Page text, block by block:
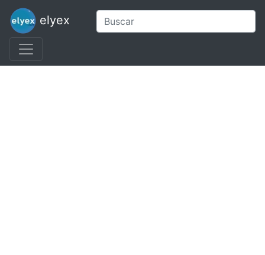
elyex